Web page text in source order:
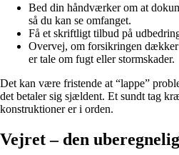
Bed din håndværker om at
så du kan se omfanget.
Få et skriftligt tilbud på
Overvej, om forsikringen
er tale om fugt eller stormskader.
Det kan være fristende at “lappe”
det betaler sig sjældent. Et sundt tag
konstruktioner er i orden.
Vejret – den